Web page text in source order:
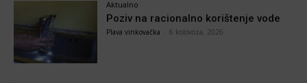
Aktualno
Poziv na racionalno korištenje vode
Plava vinkovačka 6 kolovoza, 2026